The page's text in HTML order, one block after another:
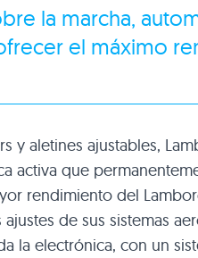
la marcha,
el máximo
y aletines ajustables,
activa que
rendimiento del
de sus sistemas
la electrónica, con un